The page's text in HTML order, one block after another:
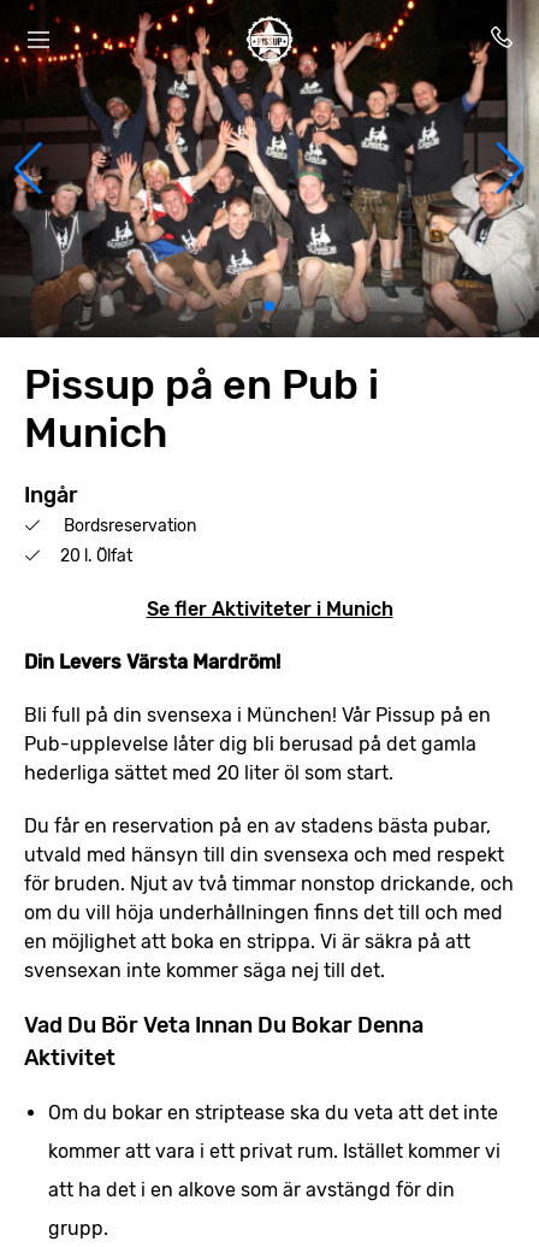
Pissup på en Pub i
Munich
Ingår
Bordsreservation
20 l. Ölfat
Se fler Aktiviteter i Munich
Din Levers Värsta Mardröm!
Bli full på din svensexa i München! Vår Pissup på en
Pub-upplevelse låter dig bli berusad på det gamla
hederliga sättet med 20 liter öl som start.
Du får en reservation på en av stadens bästa pubar,
utvald med hänsyn till din svensexa och med respekt
för bruden. Njut av två timmar nonstop drickande, och
om du vill höja underhållningen finns det till och med
en möjlighet att boka en strippa. Vi är säkra på att
svensexan inte kommer säga nej till det.
Vad Du Bör Veta Innan Du Bokar Denna
Aktivitet
Om du bokar en striptease ska du veta att det inte
kommer att vara i ett privat rum. Istället kommer vi
att ha det i en alkove som är avstängd för din
grupp.